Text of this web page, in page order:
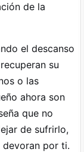
de la
el descanso
su
o las
ahora son
que no
de sufrirlo,
devoran por ti.